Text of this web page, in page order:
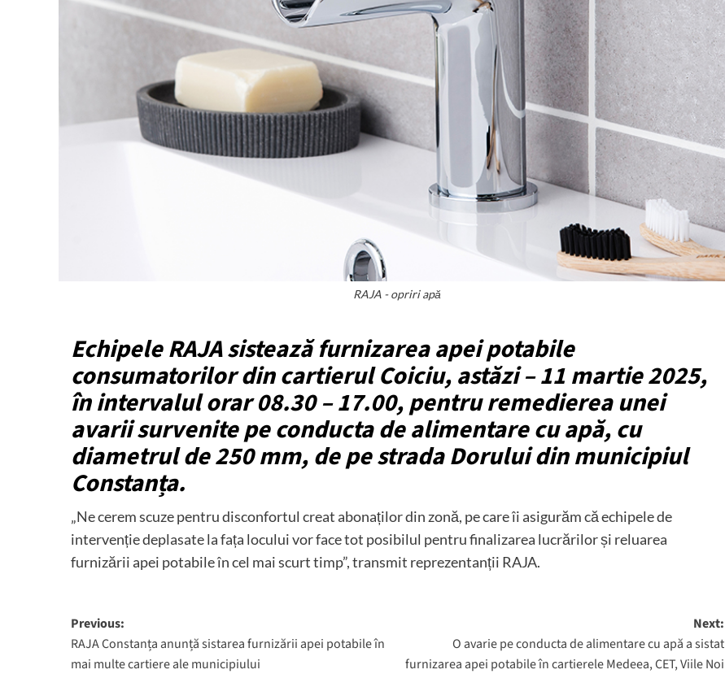
RAJA - opriri apă
Echipele RAJA sistează furnizarea apei potabile
consumatorilor din cartierul Coiciu, astăzi – 11 martie 2025,
în intervalul orar 08.30 – 17.00, pentru remedierea unei
avarii survenite pe conducta de alimentare cu apă, cu
diametrul de 250 mm, de pe strada Dorului din municipiul
Constanța.
„Ne cerem scuze pentru disconfortul creat abonaților din zonă, pe care îi asigurăm că echipele de
intervenție deplasate la fața locului vor face tot posibilul pentru finalizarea lucrărilor și reluarea
furnizării apei potabile în cel mai scurt timp”, transmit reprezentanții RAJA.
Post
navigation
Previous:
RAJA Constanța anunță sistarea furnizării apei potabile în
mai multe cartiere ale municipiului
Next:
O avarie pe conducta de alimentare cu apă a sistat
furnizarea apei potabile în cartierele Medeea, CET, Viile Noi